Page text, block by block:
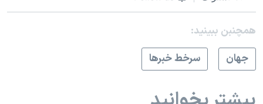
همچنبن ببینید:
جهان
سرخط خبرها